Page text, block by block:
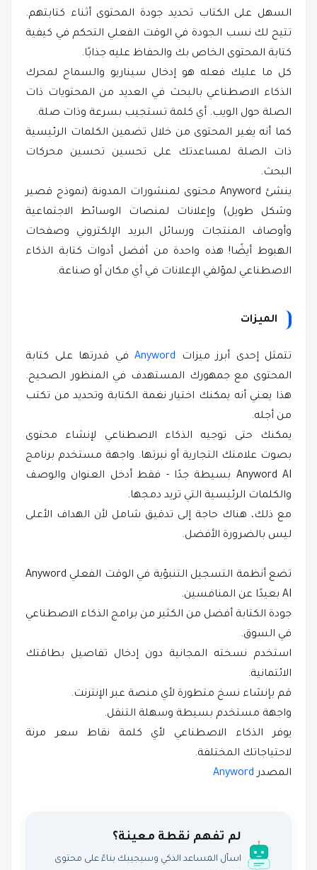
السهل على الكتاب تحديد جودة المحتوى أثناء كتابتهم.
تتيح لك نسب الجودة في الوقت الفعلي التحكم في كيفية
كتابة المحتوى الخاص بك والحفاظ عليه جذابًا.
كل ما عليك فعله هو إدخال سيناريو والسماح لمحرك
الذكاء الاصطناعي بالبحث في العديد من المحتويات ذات
الصلة حول الويب. أي كلمة تستجيب بسرعة وذات صلة.
كما أنه يغير المحتوى من خلال تضمين الكلمات الرئيسية
ذات الصلة لمساعدتك على تحسين تحسين محركات
البحث.
ينشئ Anyword محتوى لمنشورات المدونة (نموذج قصير
وشكل طويل) وإعلانات لمنصات الوسائط الاجتماعية
وأوصاف المنتجات ورسائل البريد الإلكتروني وصفحات
الهبوط أيضًا! هذه واحدة من أفضل أدوات كتابة الذكاء
الاصطناعي لمؤلفي الإعلانات في أي مكان أو صناعة.
الميزات
تتمثل إحدى أبرز ميزات Anyword في قدرتها على كتابة
المحتوى مع جمهورك المستهدف في المنظور الصحيح.
هذا يعني أنه يمكنك اختيار نغمة الكتابة وتحديد من تكتب
من أجله.
يمكنك حتى توجيه الذكاء الاصطناعي لإنشاء محتوى
بصوت علامتك التجارية أو نبرتها. واجهة مستخدم برنامج
Anyword AI بسيطة جدًا - فقط أدخل العنوان والوصف
والكلمات الرئيسية التي تريد دمجها.
مع ذلك، هناك حاجة إلى تدقيق شامل لأن الهداف الأعلى
ليس بالضرورة الأفضل.
تضع أنظمة التسجيل التنبؤية في الوقت الفعلي Anyword
AI بعيدًا عن المنافسين.
جودة الكتابة أفضل من الكثير من برامج الذكاء الاصطناعي
في السوق.
استخدم نسخته المجانية دون إدخال تفاصيل بطاقتك
الائتمانية.
قم بإنشاء نسخ متطورة لأي منصة عبر الإنترنت.
واجهة مستخدم بسيطة وسهلة التنقل.
يوفر الذكاء الاصطناعي لأي كلمة نقاط سعر مرنة
لاحتياجاتك المختلفة.
المصدر Anyword
لم تفهم نقطة معينة؟
اسأل المساعد الذكي وسيجيبك بناءً على محتوى